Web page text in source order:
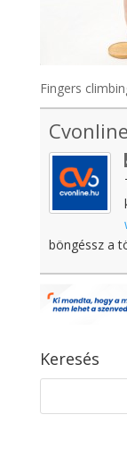
Fingers
böngéssz a
Keresés